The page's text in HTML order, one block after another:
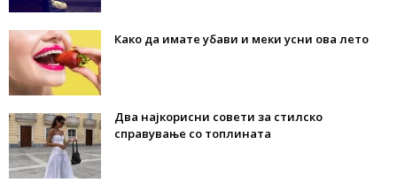
Како да имате убави и меки усни ова лето
Два најкорисни совети за стилско
справување со топлината